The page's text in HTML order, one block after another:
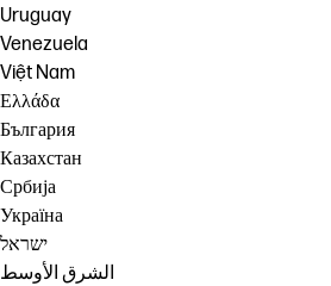
Uruguay
Venezuela
Việt Nam
Ελλάδα
България
Казахстан
Србија
Україна
ישראל
الشرق الأوسط